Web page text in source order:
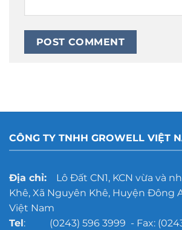
CÔNG TY TNHH GROWELL VIỆT
Địa chỉ:Lô Đất CN1, KCN vừa và
Khê, Xã Nguyên Khê, Huyện Đông
Việt Nam
Tel: (0243) 596 3999 - Fax: